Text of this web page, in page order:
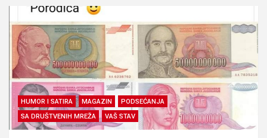
HUMOR I SATIRA MAGAZIN
PODSEĆANJA
SA DRUŠTVENIH MREŽA
VAŠ STAV